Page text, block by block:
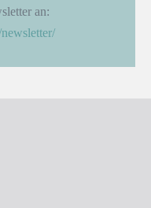
an: